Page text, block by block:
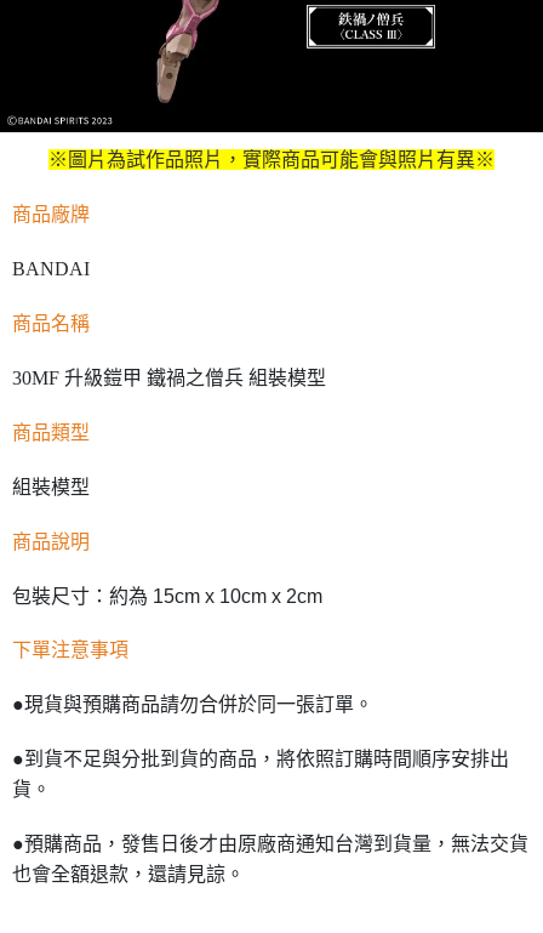
※圖片為試作品照片，實際商品可能會與照片有異※
商品廠牌
BANDAI
商品名稱
30MF 升級鎧甲 鐵禍之僧兵 組裝模型
商品類型
組裝模型
商品說明
包裝尺寸：約為 15cm x 10cm x 2cm
下單注意事項
●現貨與預購商品請勿合併於同一張訂單。
●到貨不足與分批到貨的商品，將依照訂購時間順序安排出
貨。
●預購商品，發售日後才由原廠商通知台灣到貨量，無法交貨
也會全額退款，還請見諒。